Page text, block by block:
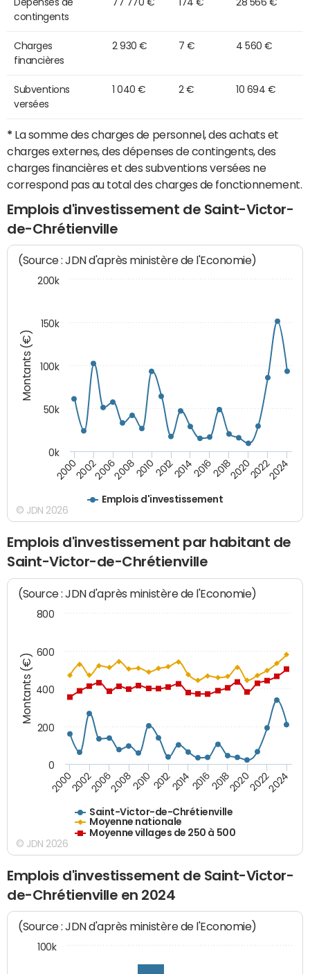
Dépenses de
contingents
77 770 € 174 € 28 566 €
Charges
financières
2 930 € 7 € 4 560 €
Subventions
versées
1 040 € 2 € 10 694 €
* La somme des charges de personnel, des achats et
charges externes, des dépenses de contingents, des
charges financières et des subventions versées ne
correspond pas au total des charges de fonctionnement.
Emplois d'investissement de Saint-Victor-
de-Chrétienville
Montants (€)
(Source : JDN d'après ministère de l'Economie)
Emplois d'investissement
200020022006200820102012201420162018202020222024
0k
50k
100k
150k
200k
© JDN 2026
Emplois d'investissement par habitant de
Saint-Victor-de-Chrétienville
Montants (€)
(Source : JDN d'après ministère de l'Economie)
Saint-Victor-de-Chrétienville
Moyenne nationale
Moyenne villages de 250 à 500
20002002200620082010 2012201420162018202020222024
0
200
400
600
800
© JDN 2026
Emplois d'investissement de Saint-Victor-
de-Chrétienville en 2024
(Source : JDN d'après ministère de l'Economie)
100k